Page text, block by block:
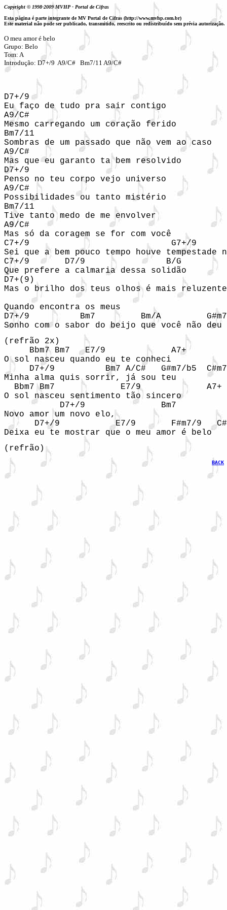
Copyright © 1998-2009 MVHP - Portal de Cifras
Esta página é parte integrante de MV Portal de Cifras (http://www.mvhp.com.br)
Este material não pode ser publicado, transmitido, reescrito ou redistribuído sem prévia autorização.
O meu amor é belo
Grupo: Belo
Tom: A
Introdução: D7+/9  A9/C#   Bm7/11 A9/C#
D7+/9
Eu faço de tudo pra sair contigo
A9/C#
Mesmo carregando um coração ferido
Bm7/11
Sombras de um passado que não vem ao caso
A9/C#
Mas que eu garanto ta bem resolvido
D7+/9
Penso no teu corpo vejo universo
A9/C#
Possibilidades ou tanto mistério
Bm7/11
Tive tanto medo de me envolver
A9/C#
Mas só da coragem se for com você
C7+/9                            G7+/9
Sei que a bem pouco tempo houve tempestade
C7+/9       D7/9                B/G
Que prefere a calmaria dessa solidão
D7+(9)
Mas o brilho dos teus olhos é mais reluzente
Quando encontra os meus
D7+/9          Bm7         Bm/A         G#m7/
Sonho com o sabor do beijo que você não deu
(refrão 2x)
     Bbm7 Bm7   E7/9             A7+
O sol nasceu quando eu te conheci
D7+/9          Bm7 A/C#   G#m7/b5
Minha alma quis sorrir, já sou teu
  Bbm7 Bm7             E7/9             A7+
O sol nasceu sentimento tão sincero
           D7+/9               Bm7
Novo amor um novo elo,
D7+/9           E7/9       F#m7/9
Deixa eu te mostrar que o meu amor é belo
(refrão)
BACK